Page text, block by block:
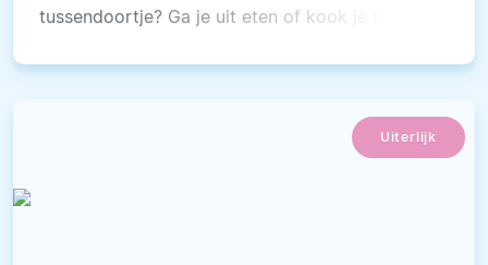
tussendoortje? Ga je uit eten of kook je thuis?
Uiterlijk